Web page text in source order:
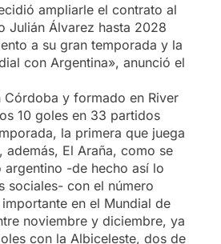
ampliarle el contrato al
Julián Álvarez hasta 2028
a su gran temporada y la
con Argentina», anunció el
Córdoba y formado en River
10 goles en 33 partidos
la primera que juega
además, El Araña, como se
argentino -de hecho así lo
sociales- con el número
en el Mundial de
noviembre y diciembre, ya
con la Albiceleste, dos de